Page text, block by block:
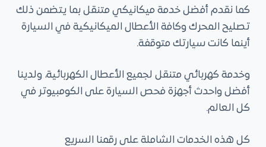
كما نقدم أفضل خدمة ميكانيكي متنقل بما يتضمن ذلك
تصليح المحرك وكافة الأعطال الميكانيكية في السيارة
أينما كانت سيارتك متوقفة.
وخدمة كهربائي متنقل لجميع الأعطال الكهربائية، ولدينا
أفضل واحدث أجهزة فحص السيارة على الكومبيوتر في
كل العالم.
كل هذه الخدمات الشاملة على رقمنا السريع